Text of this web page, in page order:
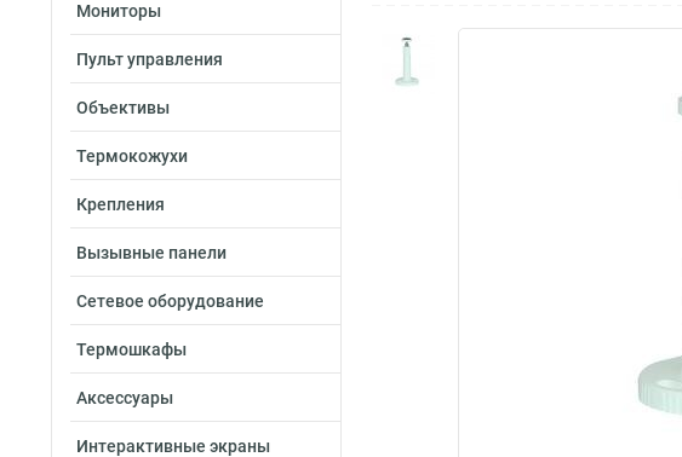
Мониторы
Пульт управления
Объективы
Термокожухи
Крепления
Вызывные панели
Сетевое оборудование
Термошкафы
Аксессуары
Интерактивные экраны